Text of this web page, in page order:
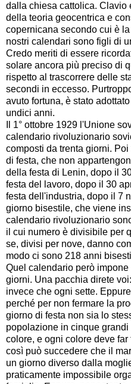
dalla chiesa cattolica. Clavio
della teoria geocentrica e
copernicana secondo cui è la
nostri calendari sono figli di
Credo meriti di essere
solare ancora più preciso di
rispetto al trascorrere delle
secondi in eccesso.
avuto fortuna, è stato
undici anni.
Il 1° ottobre 1929 l'Unione
calendario rivoluzionario
composti da trenta giorni.
di festa, che non
della festa di Lenin, dopo il
festa del lavoro, dopo il 30
festa dell'industria, dopo il 7
giorno bisestile, che viene
calendario rivoluzionario
il cui numero è divisibile per
se, divisi per nove, danno
modo ci sono 218 anni
Quel calendario però
giorni. Una pacchia direte
invece che ogni sette.
perché per non fermare la
giorno di festa non sia lo
popolazione in cinque
colore, e ogni colore deve
così può succedere che il
un giorno diverso dalla
praticamente impossibile